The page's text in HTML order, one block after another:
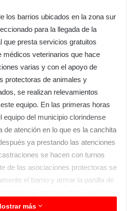
los barrios ubicados en la zona sur
para la llegada de la
que presta servicios gratuitos
médicos veterinarios que hace
varias y con el apoyo de
protectoras de animales y
se realizan relevamientos
equipo. En las primeras horas
equipo del municipio clorindense
de atención en lo que es la canchita
ya prestando las atenciones
se hacen con turnos
de las asociaciones protectoras se
el barrio y armar la panilla de
y antirrábicas.
más